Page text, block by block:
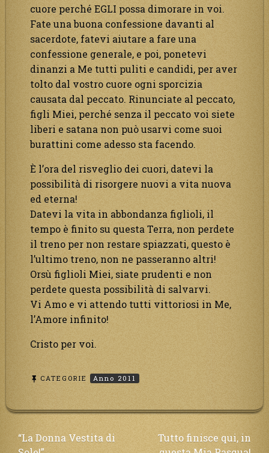
cuore perché EGLI possa dimorare in voi.
Fate una buona confessione davanti al
sacerdote, fatevi aiutare a fare una
confessione generale, e poi, ponetevi
dinanzi a Me tutti puliti e candidi, per aver
tolto dal vostro cuore ogni sporcizia
causata dal peccato. Rinunciate al peccato,
figli Miei, perché senza il peccato voi siete
liberi e satana non può usarvi come suoi
burattini come adesso sta facendo.
È l’ora del risveglio dei cuori, datevi la
possibilità di risorgere nuovi a vita nuova
ed eterna!
Datevi la vita in abbondanza figlioli, il
tempo è finito su questa Terra, non perdete
il treno per non restare spiazzati, questo è
l’ultimo treno, non ne passeranno altri!
Orsù figlioli Miei, siate prudenti e non
perdete questa possibilità di salvarvi.
Vi Amo e vi attendo tutti vittoriosi in Me,
l’Amore infinito!
Cristo per voi.
CATEGORIE Anno 2011
Navigazione
“La Donna Vestita di
Tutto finisce qui, in